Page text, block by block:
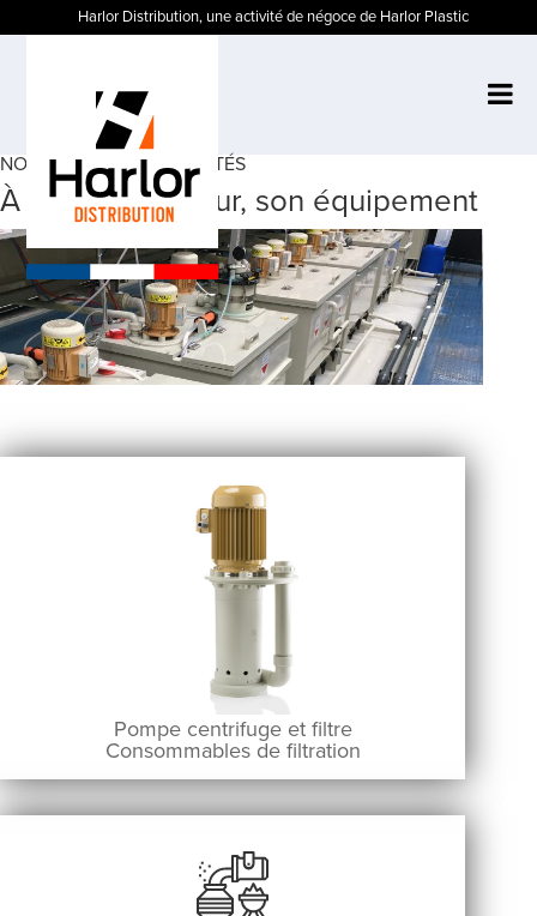
Harlor Distribution, une activité de négoce de Harlor Plastic
NOS SECTEURS D'ACTIVITÉS
À chaque secteur, son équipement
Pompe centrifuge et filtre
Consommables de filtration